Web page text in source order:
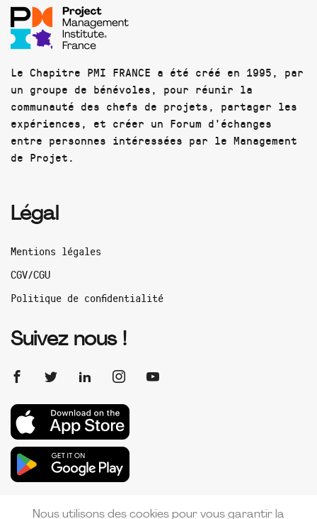
Le Chapitre PMI FRANCE a été créé en 1995, par
un groupe de bénévoles, pour réunir la
communauté des chefs de projets, partager les
expériences, et créer un Forum d'échanges
entre personnes intéressées par le Management
de Projet.
Légal
Mentions légales
CGV/CGU
Politique de confidentialité
Suivez nous !
Nous utilisons des cookies pour vous garantir la